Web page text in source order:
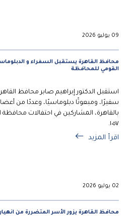
09 يوليو 2026
محافظ القاهرة يستقبل السفراء و
القومي للمحافظة
سفيرًا، ومبعوثًا دبلوماسيًا، وعددًا من
بالقاهرة، المشاركين في احتفالات محافظة
١٠٥٧.
اقرأ المزيد
02 يوليو 2026
محافظ القاهرة يزور الأسر المتضررة من